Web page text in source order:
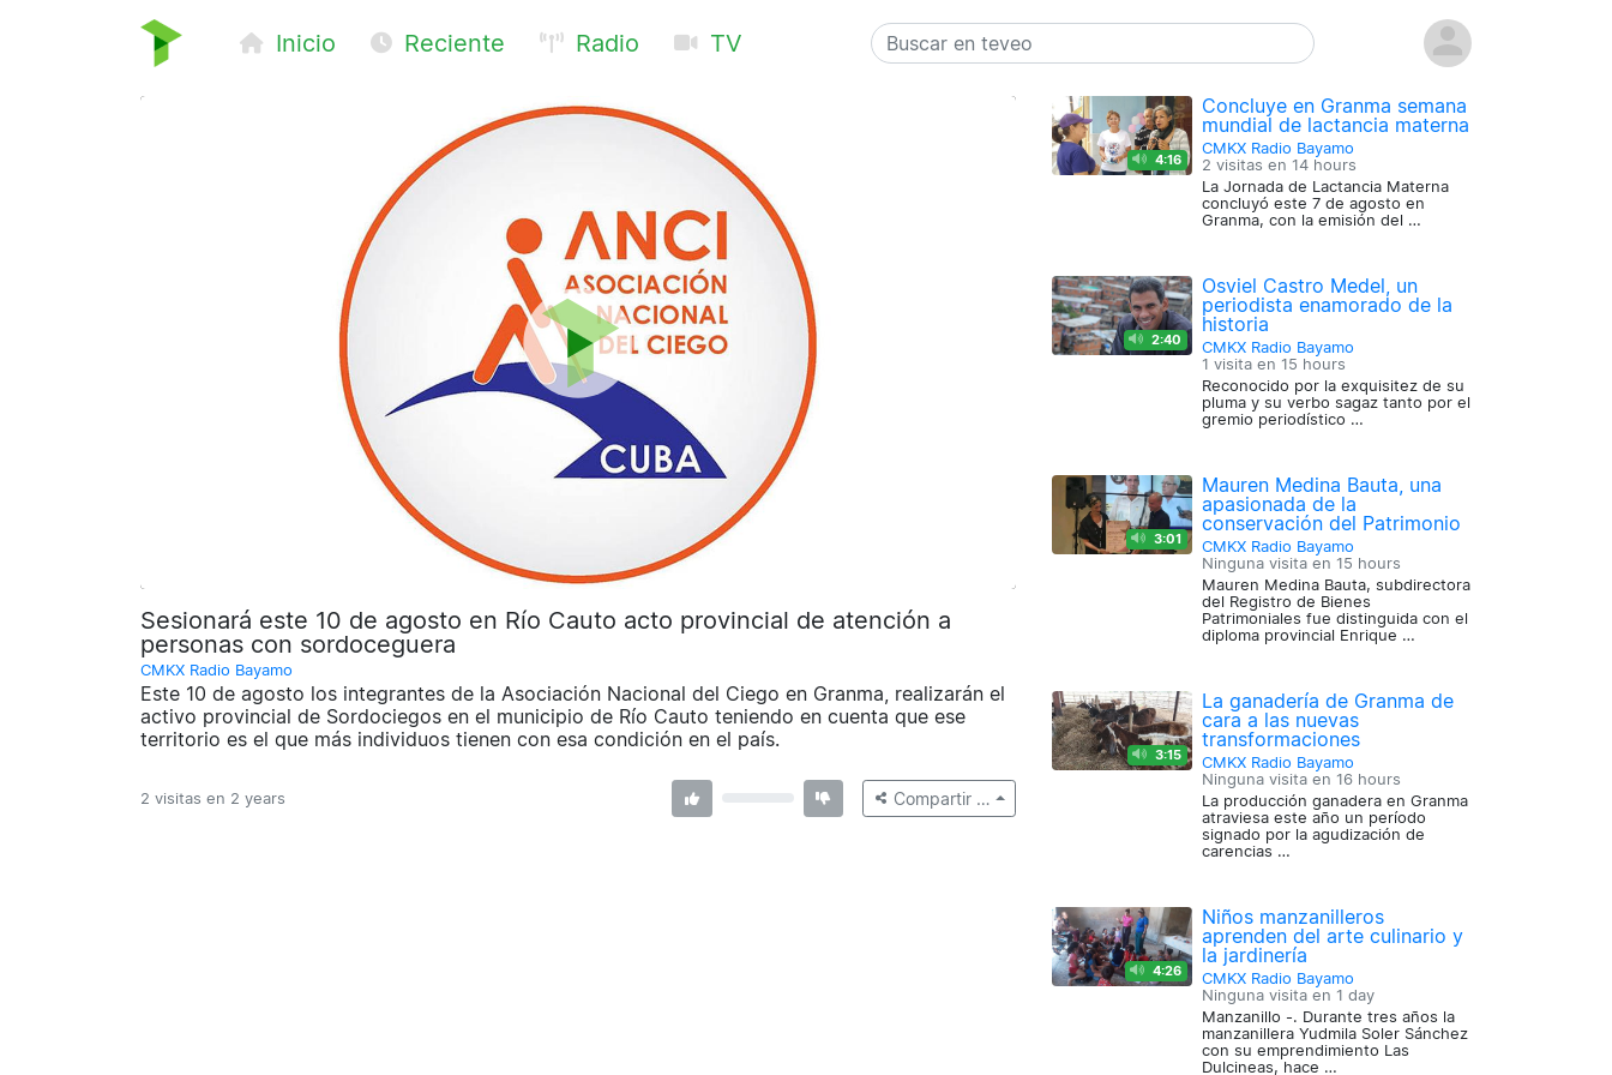
Inicio Reciente Radio TV
Sesionará este 10 de agosto en Río Cauto acto provincial de atención a
personas con sordoceguera
CMKX Radio Bayamo
Este 10 de agosto los integrantes de la Asociación Nacional del Ciego en Granma, realizarán el
activo provincial de Sordociegos en el municipio de Río Cauto teniendo en cuenta que ese
territorio es el que más individuos tienen con esa condición en el país.
2 visitas en 2 years Compartir …
4:16
Concluye en Granma semana
mundial de lactancia materna
CMKX Radio Bayamo
2 visitas en 14 hours
La Jornada de Lactancia Materna
concluyó este 7 de agosto en
Granma, con la emisión del …
2:40
Osviel Castro Medel, un
periodista enamorado de la
historia
CMKX Radio Bayamo
1 visita en 15 hours
Reconocido por la exquisitez de su
pluma y su verbo sagaz tanto por el
gremio periodístico …
3:01
Mauren Medina Bauta, una
apasionada de la
conservación del Patrimonio
CMKX Radio Bayamo
Ninguna visita en 15 hours
Mauren Medina Bauta, subdirectora
del Registro de Bienes
Patrimoniales fue distinguida con el
diploma provincial Enrique …
3:15
La ganadería de Granma de
cara a las nuevas
transformaciones
CMKX Radio Bayamo
Ninguna visita en 16 hours
La producción ganadera en Granma
atraviesa este año un período
signado por la agudización de
carencias …
4:26
Niños manzanilleros
aprenden del arte culinario y
la jardinería
CMKX Radio Bayamo
Ninguna visita en 1 day
Manzanillo -. Durante tres años la
manzanillera Yudmila Soler Sánchez
con su emprendimiento Las
Dulcineas, hace …